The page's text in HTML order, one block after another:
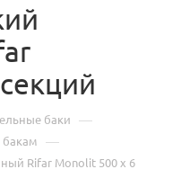
баки —
—
Rifar Monolit 500 х 6